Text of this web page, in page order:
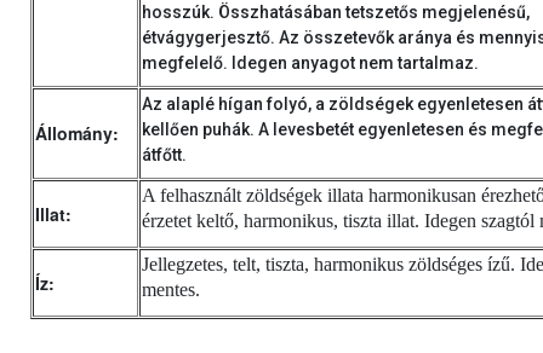
hosszúk. Összhatásában tetszetős megjelenésű,
étvágygerjesztő. Az összetevők aránya és
megfelelő. Idegen anyagot nem tartalmaz.
Állomány:
Az alaplé hígan folyó, a zöldségek egyenletesen
kellően puhák. A levesbetét egyenletesen és
átfőtt.
Illat:
A felhasznált zöldségek illata harmonikusan
érzetet keltő, harmonikus, tiszta illat. Idegen szagtól
Íz:
Jellegzetes, telt, tiszta, harmonikus zöldséges ízű.
mentes.